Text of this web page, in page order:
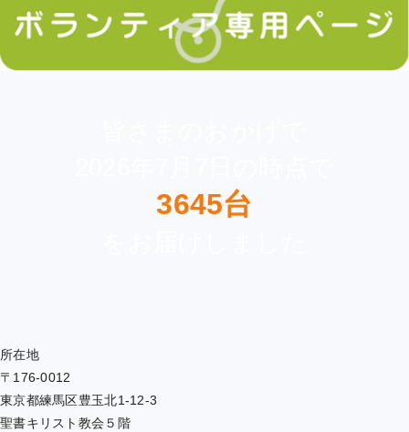
3645台
所在地
〒176-0012
東京都練馬区豊玉北1-12-3
聖書キリスト教会５階